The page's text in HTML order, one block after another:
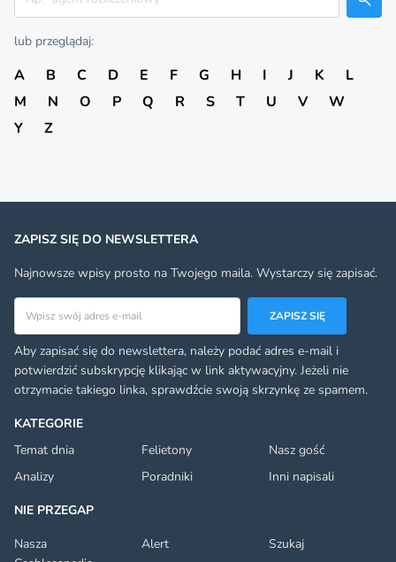
lub przeglądaj:
A B C D E F G H I J K
L
M
N O P Q R S T U V
W
Y
Z
KATEGORIE
Temat dnia
Felietony
Nasz gość
Analizy
Poradniki
Inni napisali
NIE PRZEGAP
Nasza
Alert Szukaj
ZAPISZ SIĘ DO NEWSLETTERA
Najnowsze wpisy prosto na Twojego maila. Wystarczy się zapisać.
Adres email
ZAPISZ SIĘ
Aby zapisać się do newslettera, należy podać adres e-mail i
potwierdzić subskrypcję klikając w link aktywacyjny. Jeżeli nie
otrzymacie takiego linka, sprawdźcie swoją skrzynkę ze spamem.